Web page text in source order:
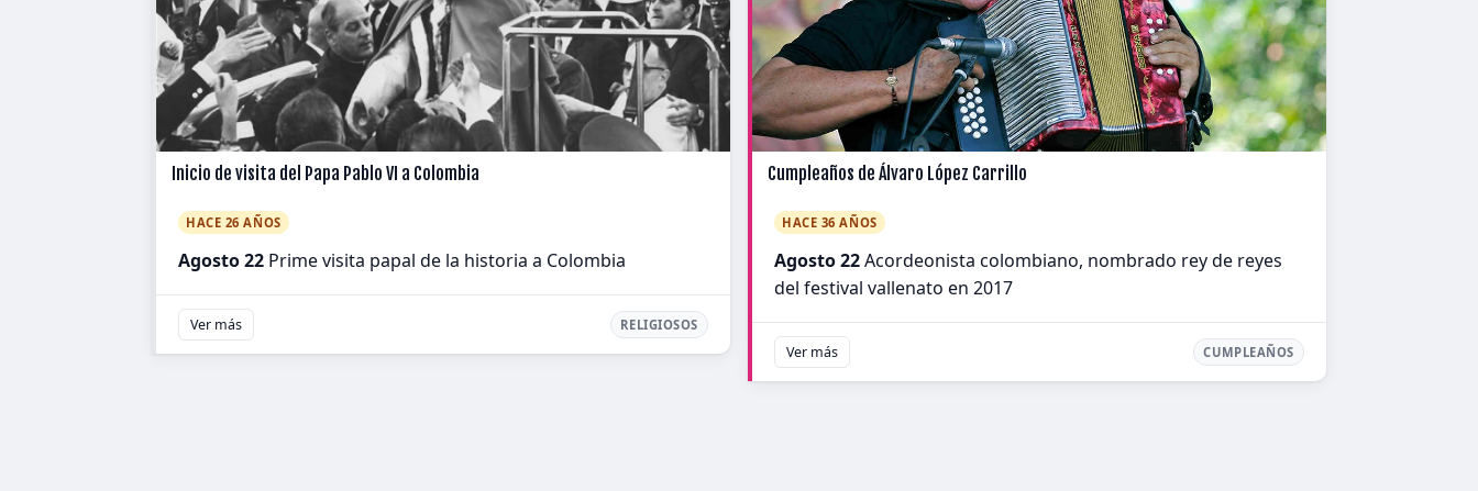
Inicio de visita del Papa Pablo VI a Colombia
HACE 26 AÑOS
Agosto 22 Prime visita papal de la historia a Colombia
Ver más RELIGIOSOS
Cumpleaños de Álvaro López Carrillo
HACE 36 AÑOS
Agosto 22Acordeonista colombiano, nombrado rey de reyes
del festival vallenato en 2017
Ver más CUMPLEAÑOS